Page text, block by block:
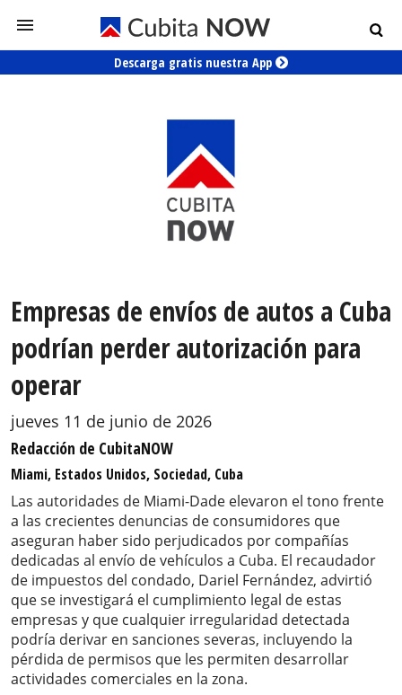
Descarga gratis nuestra App
Empresas de envíos de autos a Cuba
podrían perder autorización para
operar
jueves 11 de junio de 2026
Redacción de CubitaNOW
Miami, Estados Unidos, Sociedad, Cuba
Las autoridades de Miami-Dade elevaron el tono frente
a las crecientes denuncias de consumidores que
aseguran haber sido perjudicados por compañías
dedicadas al envío de vehículos a Cuba. El recaudador
de impuestos del condado, Dariel Fernández, advirtió
que se investigará el cumplimiento legal de estas
empresas y que cualquier irregularidad detectada
podría derivar en sanciones severas, incluyendo la
pérdida de permisos que les permiten desarrollar
actividades comerciales en la zona.